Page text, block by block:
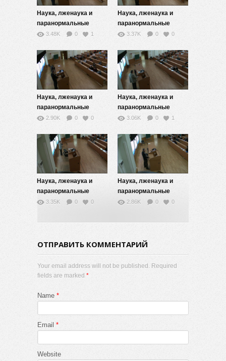
Наука, лженаука и
паранормальные
верования — 6
3.48K 0 1
Наука, лженаука и
паранормальные
верования — 7
3.37K 0 0
Наука, лженаука и
паранормальные
верования — 8
2.90K 0 0
Наука, лженаука и
паранормальные
верования — 9
3.06K 0 1
Наука, лженаука и
паранормальные
верования — 10
3.35K 0 0
Наука, лженаука и
паранормальные
верования — 11
2.86K 0 0
ОТПРАВИТЬ КОММЕНТАРИЙ
Your email address will not be published. Required
fields are marked *
Name *
Email *
Website